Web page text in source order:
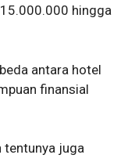
hingga
antara hotel
finansial
tentunya juga